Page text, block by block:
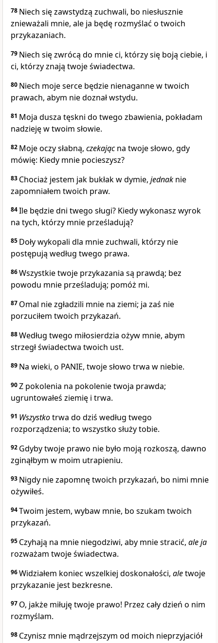
78 Niech się zawstydzą zuchwali, bo niesłusznie
znieważali mnie, ale ja będę rozmyślać o twoich
przykazaniach.
79 Niech się zwrócą do mnie ci, którzy się boją ciebie, i
ci, którzy znają twoje świadectwa.
80 Niech moje serce będzie nienaganne w twoich
prawach, abym nie doznał wstydu.
81 Moja dusza tęskni do twego zbawienia, pokładam
nadzieję w twoim słowie.
82 Moje oczy słabną, czekającna twoje słowo, gdy
mówię: Kiedy mnie pocieszysz?
83 Chociaż jestem jak bukłak w dymie, jednak nie
zapomniałem twoich praw.
84Ile będzie dni twego sługi? Kiedy wykonasz wyrok
na tych, którzy mnie prześladują?
85 Doły wykopali dla mnie zuchwali, którzy nie
postępują według twego prawa.
86Wszystkie twoje przykazania są prawdą; bez
powodu mnie prześladują; pomóż mi.
87 Omal nie zgładzili mnie na ziemi; ja zaś nie
porzuciłem twoich przykazań.
88Według twego miłosierdzia ożyw mnie, abym
strzegł świadectwa twoich ust.
89 Na wieki, o PANIE, twoje słowo trwa w niebie.
90Z pokolenia na pokolenie twoja prawda;
ugruntowałeś ziemię i trwa.
91 Wszystkotrwa do dziś według twego
rozporządzenia; to wszystko służy tobie.
92 Gdyby twoje prawo nie było moją rozkoszą, dawno
zginąłbym w moim utrapieniu.
93 Nigdy nie zapomnę twoich przykazań, bo nimi mnie
ożywiłeś.
94Twoim jestem, wybaw mnie, bo szukam twoich
przykazań.
95 Czyhają na mnie niegodziwi, aby mnie stracić, aleja
rozważam twoje świadectwa.
96Widziałem koniec wszelkiej doskonałości, aletwoje
przykazanie jest bezkresne.
97 O, jakże miłuję twoje prawo! Przez cały dzień o nim
rozmyślam.
98 Czynisz mnie mądrzejszym od moich nieprzyjaciół